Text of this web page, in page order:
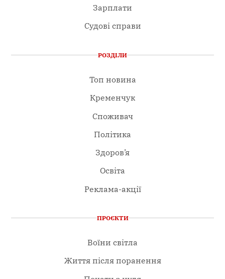
Зарплати
Судові справи
РОЗДІЛИ
Топ новина
Кременчук
Споживач
Політика
Здоров’я
Освіта
Реклама-акції
ПРОЄКТИ
Воїни світла
Життя після поранення